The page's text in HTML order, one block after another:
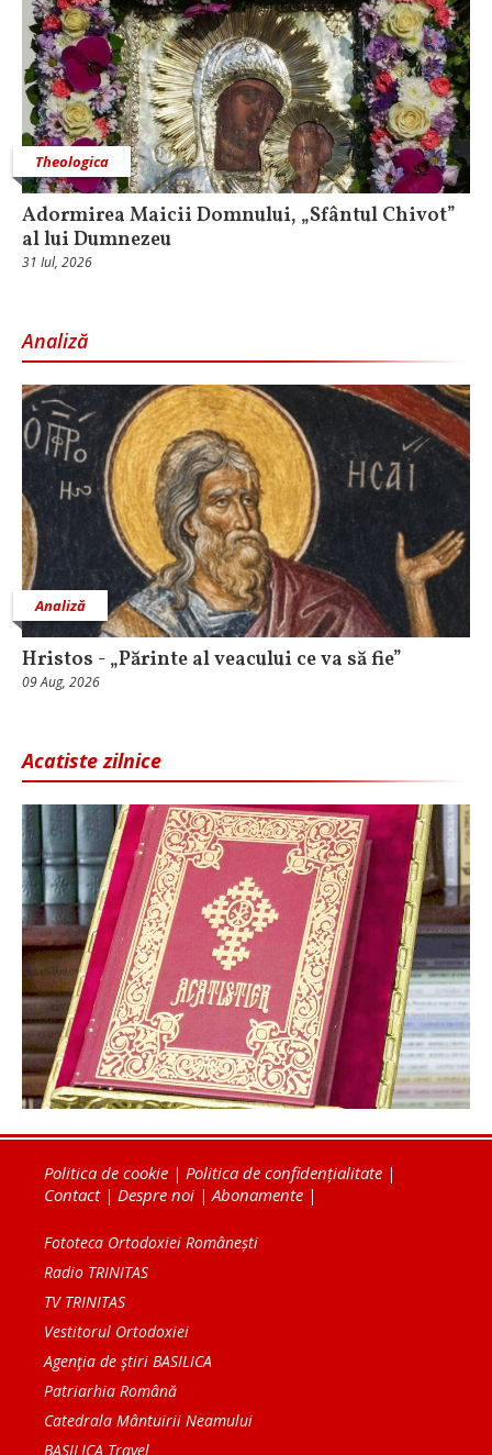
Theologica
Adormirea Maicii Domnului, „Sfântul Chivot”
al lui Dumnezeu
31 Iul, 2026
Analiză
Analiză
Hristos - „Părinte al veacului ce va să fie”
09 Aug, 2026
Acatiste zilnice
Politica de cookie | Politica de confidențialitate |
Contact| Despre noi | Abonamente |
Fototeca Ortodoxiei Românești
Radio TRINITAS
TV TRINITAS
Vestitorul Ortodoxiei
Agenţia de ştiri BASILICA
Patriarhia Română
Catedrala Mântuirii Neamului
BASILICA Travel